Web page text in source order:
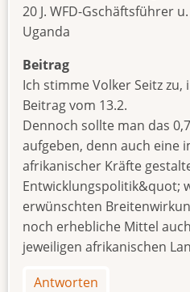
20 J. WFD-Gschäftsführer
Uganda
Beitrag
Ich stimme Volker Seitz
Beitrag vom 13.2.
Dennoch sollte man das
aufgeben, denn auch eine
afrikanischer Kräfte
Entwicklungspolitik&quot;
erwünschten
noch erhebliche Mittel
jeweiligen afrikanischen
Antworten